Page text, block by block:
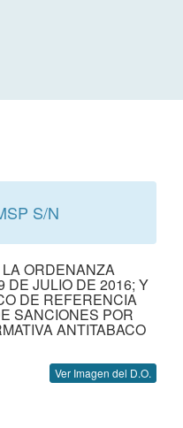
S/N
ORDENANZA
DE JULIO DE 2016; Y
DE REFERENCIA
SANCIONES POR
ANTITABACO
Ver Imagen del D.O.